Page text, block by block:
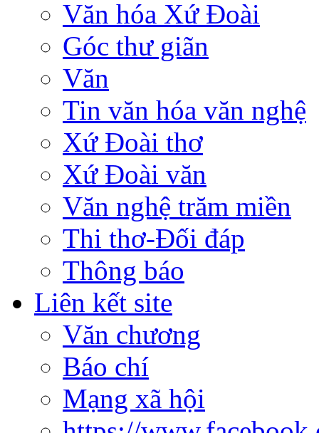
Văn hóa Xứ Đoài
Góc thư giãn
Văn
Tin văn hóa văn nghệ
Xứ Đoài thơ
Xứ Đoài văn
Văn nghệ trăm miền
Thi thơ-Đối đáp
Thông báo
Liên kết site
Văn chương
Báo chí
Mạng xã hội